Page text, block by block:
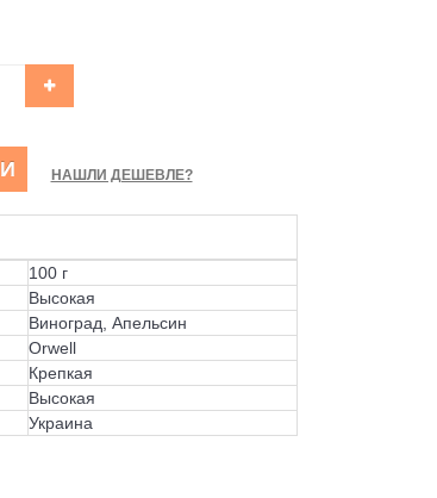
НАШЛИ ДЕШЕВЛЕ?
100 г
Высокая
Виноград, Апельсин
Orwell
Крепкая
Высокая
Украина